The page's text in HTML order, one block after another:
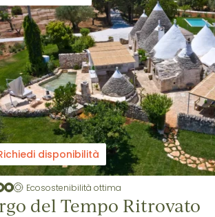
disponibilità
Ecosostenibilità ottima
del Tempo Ritrovato